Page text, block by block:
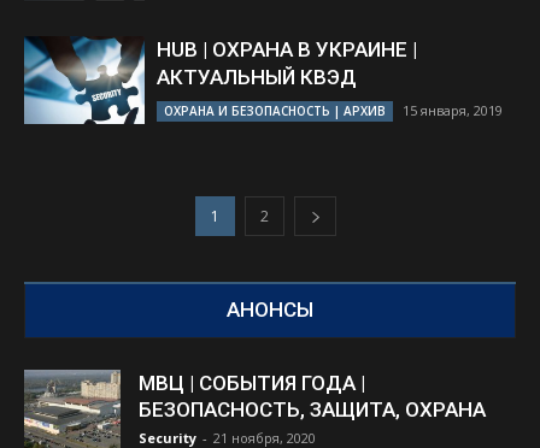
HUB | ОХРАНА В УКРАИНЕ |
АКТУАЛЬНЫЙ КВЭД
ОХРАНА И БЕЗОПАСНОСТЬ | АРХИВ 15 января, 2019
1 2
АНОНСЫ
МВЦ | СОБЫТИЯ ГОДА |
БЕЗОПАСНОСТЬ, ЗАЩИТА, ОХРАНА
Security - 21 ноября, 2020